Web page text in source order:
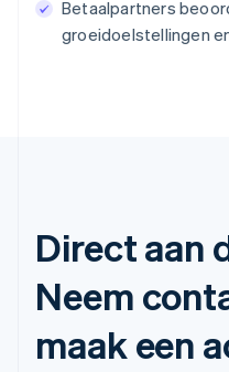
Betaalpartners
groeidoelstellingen
Direct aan
Neem
maak een